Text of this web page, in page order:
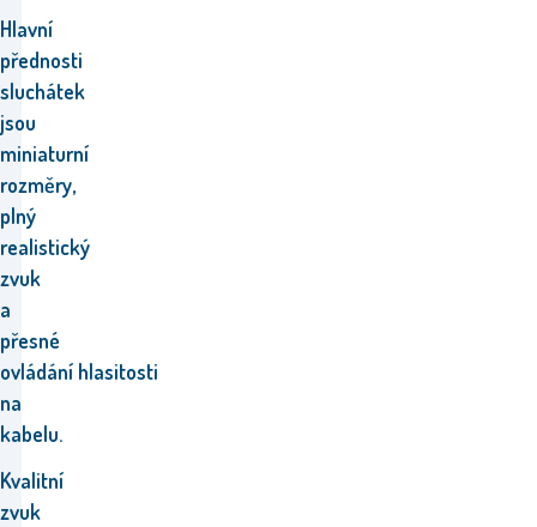
Hlavní
přednosti
sluchátek
jsou
miniaturní
rozměry,
plný
realistický
zvuk
a
přesné
ovládání hlasitosti
na
kabelu.
Kvalitní
zvuk